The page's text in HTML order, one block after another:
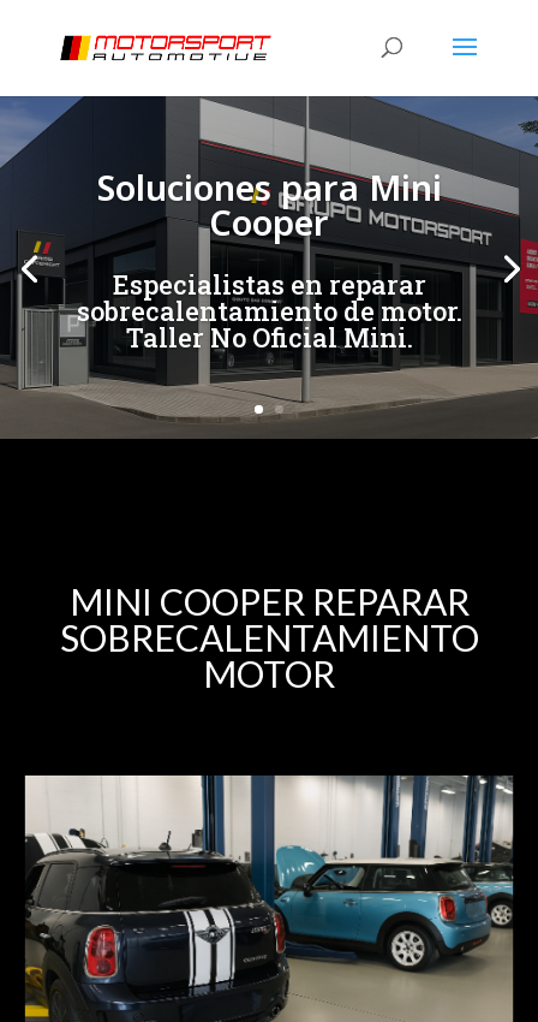
Soluciones para Mini
Cooper
Especialistas en reparar
sobrecalentamiento de motor.
Taller No Oficial Mini.
[/et_pb_slide] [/et_pb_slide]
MINI COOPER REPARAR
SOBRECALENTAMIENTO
MOTOR